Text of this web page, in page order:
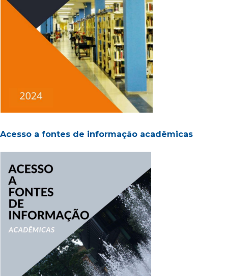
Acesso a fontes de informação acadêmicas